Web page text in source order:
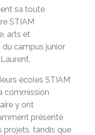
sa toute
STIAM
arts et
campus junior
écoles STIAM
commission
y ont
présenté
projets, tandis que